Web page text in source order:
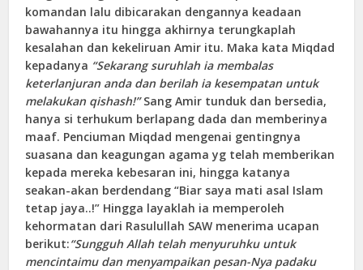
komandan lalu dibicarakan dengannya keadaan
bawahannya itu hingga akhirnya terungkaplah
kesalahan dan kekeliruan Amir itu. Maka kata Miqdad
kepadanya “Sekarang suruhlah ia membalas
keterlanjuran anda dan berilah ia kesempatan untuk
melakukan qishash!”Sang Amir tunduk dan bersedia,
hanya si terhukum berlapang dada dan memberinya
maaf. Penciuman Miqdad mengenai gentingnya
suasana dan keagungan agama yg telah memberikan
kepada mereka kebesaran ini, hingga katanya
seakan-akan berdendang “Biar saya mati asal Islam
tetap jaya..!” Hingga layaklah ia memperoleh
kehormatan dari Rasulullah SAW menerima ucapan
berikut:“Sungguh Allah telah menyuruhku untuk
mencintaimu dan menyampaikan pesan-Nya padaku